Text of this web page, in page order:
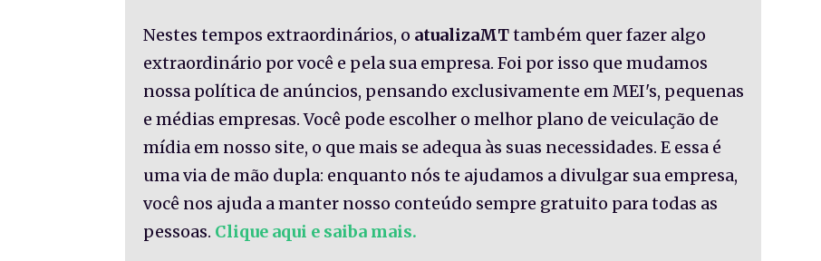
Nestes tempos extraordinários, o atualizaMTtambém quer fazer algo
extraordinário por você e pela sua empresa. Foi por isso que mudamos
nossa política de anúncios, pensando exclusivamente em MEI's, pequenas
e médias empresas. Você pode escolher o melhor plano de veiculação de
mídia em nosso site, o que mais se adequa às suas necessidades. E essa é
uma via de mão dupla: enquanto nós te ajudamos a divulgar sua empresa,
você nos ajuda a manter nosso conteúdo sempre gratuito para todas as
pessoas. Clique aqui e saiba mais.